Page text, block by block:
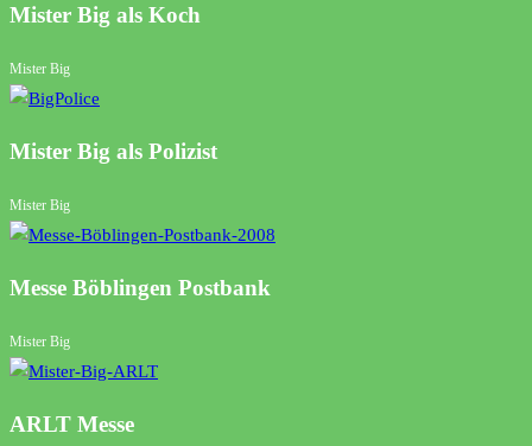
Mister Big als Koch
Mister Big
Mister Big als Polizist
Mister Big
Messe Böblingen Postbank
Mister Big
ARLT Messe